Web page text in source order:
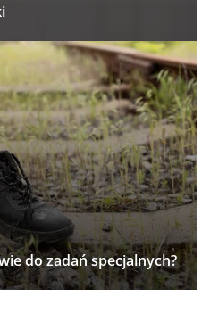
do zadań specjalnych?